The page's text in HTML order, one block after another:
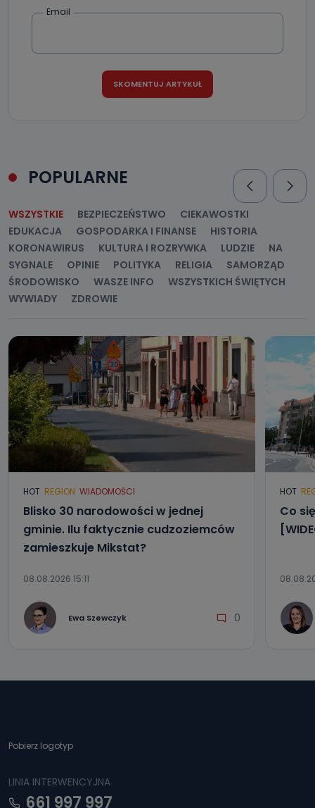
Jak skontaktować się z inspektorem
danych osobowych?
e-mailowo pod adresem: poczta@tvproart.pl
Email
POPULARNE
WSZYSTKIE BEZPIECZEŃSTWO
CIEKAWOSTKI
EDUKACJA
GOSPODARKA I FINANSE
HISTORIA
KORONAWIRUS
KULTURA I ROZRYWKA LUDZIE
NA
SYGNALE
OPINIE POLITYKA RELIGIA
SAMORZĄD
ŚRODOWISKO
WASZE INFO
WSZYSTKICH ŚWIĘTYCH
WYWIADY
ZDROWIE
HOT REGION WIADOMOŚCI
Blisko 30 narodowości w jednej
gminie. Ilu faktycznie cudzoziemców
zamieszkuje Mikstat?
08.08.2026 15:11
Ewa Szewczyk 0
HOT
Co
Pobierz logotyp
LINIA INTERWENCYJNA
661 997 997